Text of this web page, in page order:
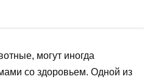
могут иногда
со здоровьем. Одной из